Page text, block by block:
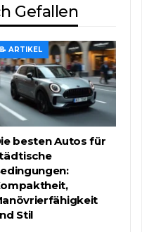
Gefallen
📝 ARTIKEL
besten Autos für
Stil